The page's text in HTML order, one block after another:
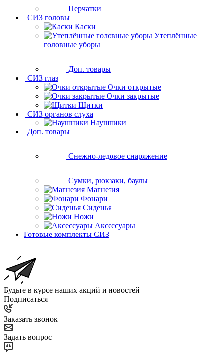
Перчатки
СИЗ головы
Каски
Утеплённые
головные уборы
Доп. товары
СИЗ глаз
Очки открытые
Очки закрытые
Щитки
СИЗ органов слуха
Наушники
Доп. товары
Снежно-ледовое снаряжение
Сумки, рюкзаки, баулы
Магнезия
Фонари
Сиденья
Ножи
Аксессуары
Готовые комплекты СИЗ
Будьте в курсе наших акций и новостей
Подписаться
Заказать звонок
Задать вопрос